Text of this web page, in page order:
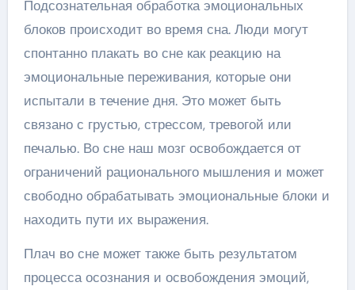
Подсознательная обработка эмоциональных
блоков происходит во время сна. Люди могут
спонтанно плакать во сне как реакцию на
эмоциональные переживания, которые они
испытали в течение дня. Это может быть
связано с грустью, стрессом, тревогой или
печалью. Во сне наш мозг освобождается от
ограничений рационального мышления и может
свободно обрабатывать эмоциональные блоки и
находить пути их выражения.
Плач во сне может также быть результатом
процесса осознания и освобождения эмоций,